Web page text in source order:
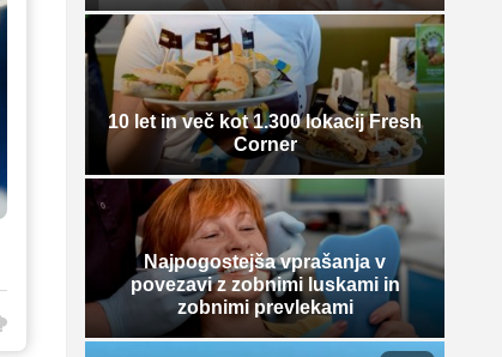
10 let in več kot 1.300 lokacij Fresh
Corner
Najpogostejša vprašanja v
povezavi z zobnimi luskami in
zobnimi prevlekami